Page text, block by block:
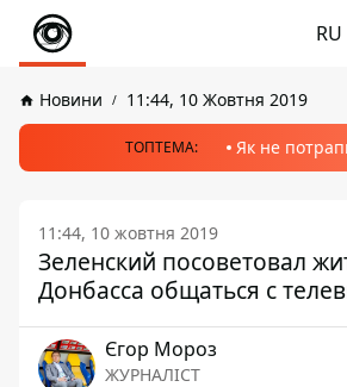
RU
Новини 11:44, 10 Жовтня 2019
ТОПТЕМА: Як не
11:44, 10 жовтня 2019
Зеленский посоветовал
Донбасса общаться с
Єгор Мороз
ЖУРНАЛІСТ